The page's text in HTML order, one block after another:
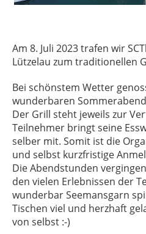
Am 8. Juli 2023 trafen wir
Lützelau zum traditionellen
Bei schönstem Wetter
wunderbaren
Der Grill steht jeweils zur
Teilnehmer bringt seine
selber mit. Somit ist die
und selbst kurzfristige
Die Abendstunden
den vielen Erlebnissen der
wunderbar Seemansgarn
Tischen viel und herzhaft
von selbst :-)